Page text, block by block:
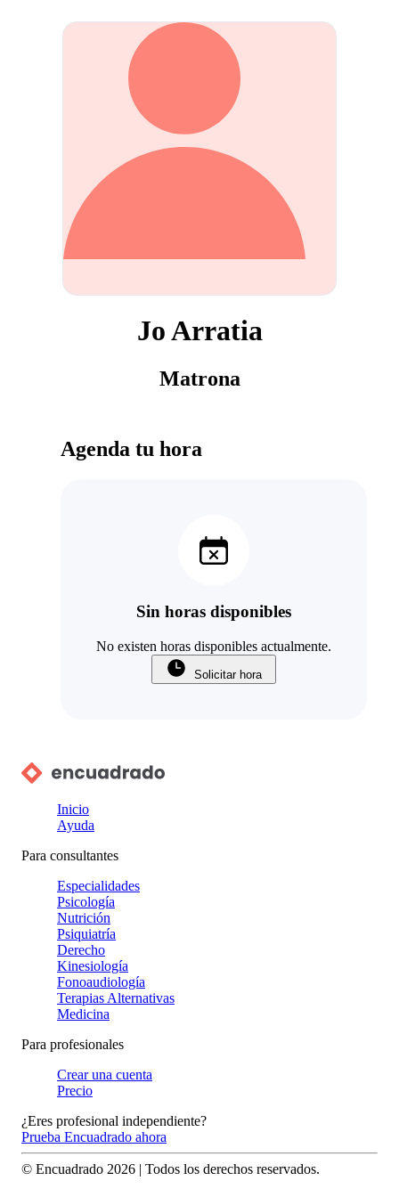
Jo Arratia
Matrona
Agenda tu hora
Sin horas disponibles
No existen horas disponibles actualmente.
Solicitar hora
Inicio
Ayuda
Para consultantes
Especialidades
Psicología
Nutrición
Psiquiatría
Derecho
Kinesiología
Fonoaudiología
Terapias Alternativas
Medicina
Para profesionales
Crear una cuenta
Precio
¿Eres profesional independiente?
Prueba Encuadrado ahora
© Encuadrado 2026 | Todos los derechos reservados.